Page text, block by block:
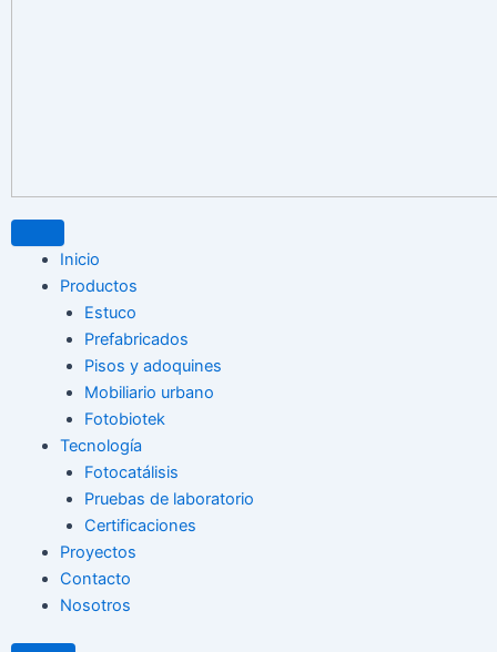
Inicio
Productos
Estuco
Prefabricados
Pisos y adoquines
Mobiliario urbano
Fotobiotek
Tecnología
Fotocatálisis
Pruebas de laboratorio
Certificaciones
Proyectos
Contacto
Nosotros